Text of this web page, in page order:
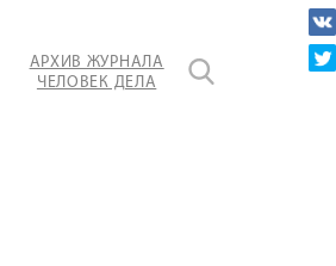
АРХИВ ЖУРНАЛА
ЧЕЛОВЕК ДЕЛА